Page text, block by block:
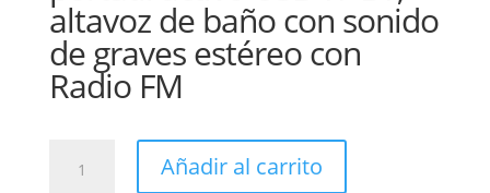
altavoz de baño con sonido
de graves estéreo con
Radio FM
Añadir al carrito